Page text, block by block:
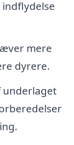
mere
dyrere.